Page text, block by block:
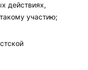
действиях,
участию;